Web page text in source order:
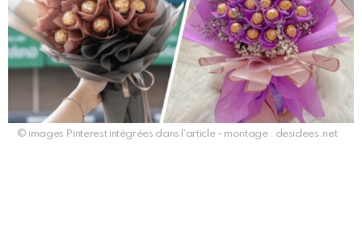
© images Pinterest intégrées dans l'article - montage : desidees.net